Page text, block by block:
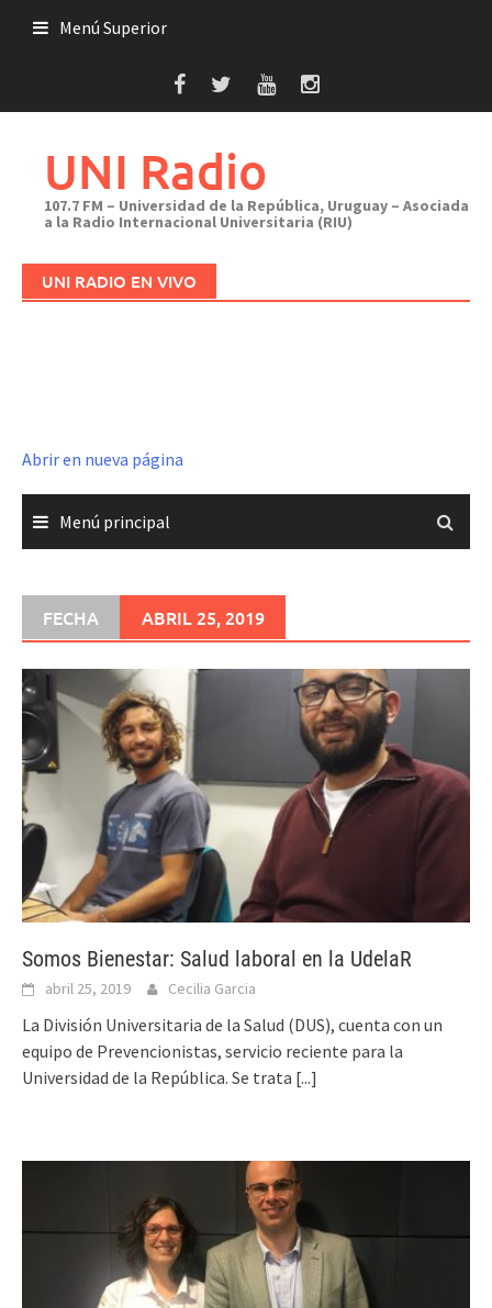
Menú Superior
UNI Radio
107.7 FM – Universidad de la República, Uruguay – Asociada
a la Radio Internacional Universitaria (RIU)
UNI RADIO EN VIVO
Abrir en nueva página
Menú principal
FECHA ABRIL 25, 2019
Somos Bienestar: Salud laboral en la UdelaR
abril 25, 2019 Cecilia Garcia
La División Universitaria de la Salud (DUS), cuenta con un
equipo de Prevencionistas, servicio reciente para la
Universidad de la República. Se trata [...]